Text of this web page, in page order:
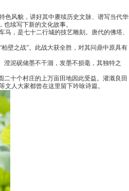
色风貌，讲好其中赓续历史文脉、谱写当代华
续写下新的文化故事。
，是七十二行城的技艺雕刻。唐代的佛塔、
壁之战”。此战大获全胜，对其问鼎中原具有
泥砚储墨不干涸，发墨不损毫，其独特之
十个村庄的上万亩田地因此受益。灌溉良田
人大家都曾在这里留下吟咏诗篇。